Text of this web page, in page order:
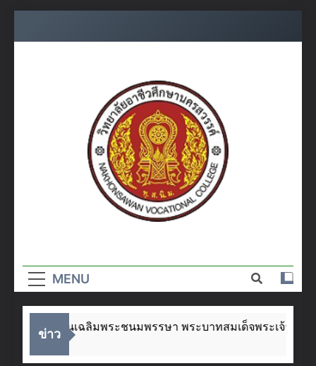
อาชีวศึกษา
นครสวรรค์
MENU
ข่าว
ในโอกาสวันเฉลิมพระชนมพรรษา พระบาทสมเด็จพระเจ้าอยู่หั